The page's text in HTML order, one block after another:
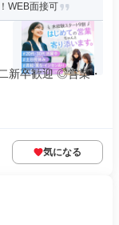
WEB面接可
新卒歓迎 ◎営業・
気になる